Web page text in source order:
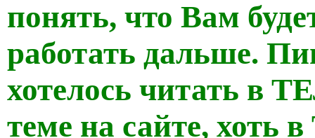
понять, что Вам
работать дальше.
хотелось читать в
теме на сайте, хоть